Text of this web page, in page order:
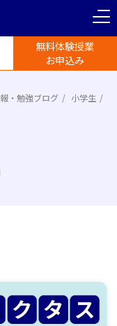
無料体験授業
お申込み
・勉強ブログ
小学生